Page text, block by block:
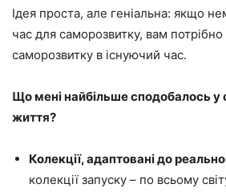
Ідея проста, але геніальна: якщо
час для саморозвитку, вам потрібно
саморозвитку в існуючий час.
Що мені найбільше сподобалось у
життя?
Колекції, адаптовані до
колекції запуску – по всьому